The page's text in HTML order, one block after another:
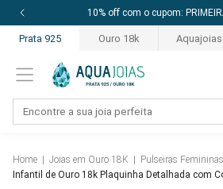
10% off com o cupom:
Prata 925 Ouro 18k
Home Joias em Ouro 18K Pulseiras
Infantil de Ouro 18k Plaquinha Detalhada com